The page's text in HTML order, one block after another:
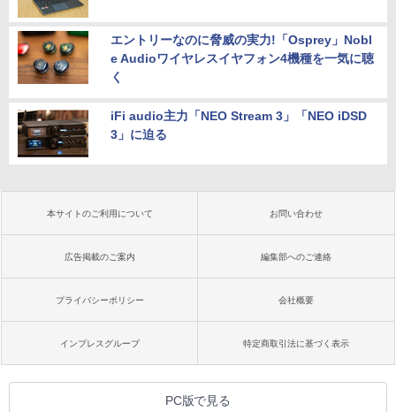
エントリーなのに脅威の実力!「Osprey」Nobl
e Audioワイヤレスイヤフォン4機種を一気に聴
く
iFi audio主力「NEO Stream 3」「NEO iDSD
3」に迫る
本サイトのご利用について お問い合わせ
広告掲載のご案内 編集部へのご連絡
プライバシーポリシー 会社概要
インプレスグループ 特定商取引法に基づく表示
PC版で見る